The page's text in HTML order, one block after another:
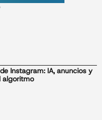
Instagram: IA, anuncios y
algoritmo